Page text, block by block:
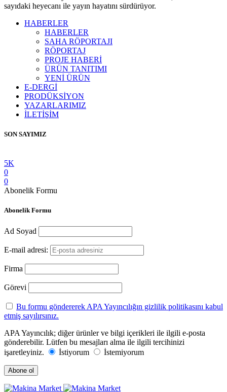
sayıdaki heyecanı ile yayın hayatını sürdürüyor.
HABERLER
HABERLER
SAHA RÖPORTAJI
RÖPORTAJ
PROJE HABERİ
ÜRÜN TANITIMI
YENİ ÜRÜN
E-DERGİ
PRODÜKSİYON
YAZARLARIMIZ
İLETİŞİM
SON SAYIMIZ
5K
0
0
Abonelik Formu
Abonelik Formu
Ad Soyad
E-mail adresi:
Firma
Görevi
Bu formu göndererek APA Yayıncılığın gizlilik politikasını kabul
etmiş sayılırsınız.
APA Yayıncılık; diğer ürünler ve bilgi içerikleri ile ilgili e-posta
gönderebilir. Lütfen bu mesajları alma ile ilgili tercihinizi
işaretleyiniz.
İstiyorum İstemiyorum